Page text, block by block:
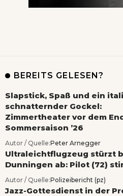
BEREITS GELESEN?
Slapstick, Spaß und ein
schnatternder Gockel:
Zimmertheater vor dem
Sommersaison ’26
Autor / Quelle:Peter Arnegger
Ultraleichtflugzeug stürzt
Dunningen ab: Pilot (72)
Autor / Quelle:Polizeibericht (pz)
Jazz-Gottesdienst in der